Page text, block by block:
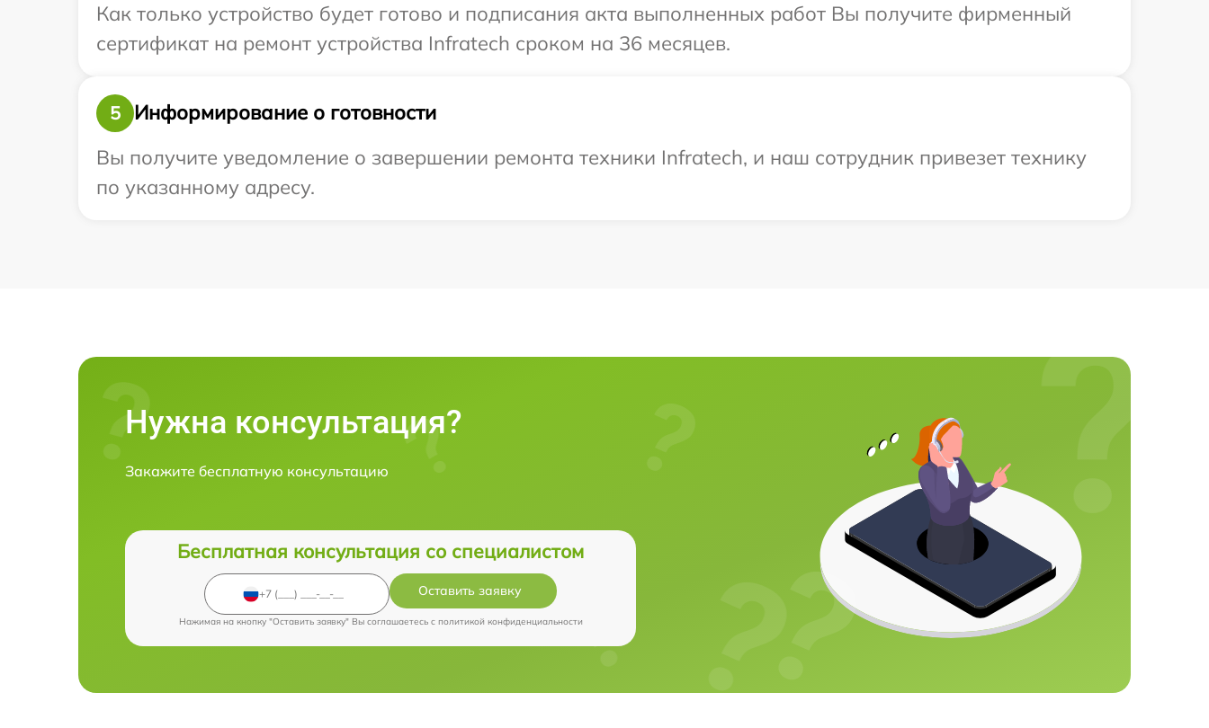
Как только устройство будет готово и подписания акта выполненных работ Вы получите фирменный
сертификат на ремонт устройства Infratech сроком на 36 месяцев.
5
Информирование о готовности
Вы получите уведомление о завершении ремонта техники Infratech, и наш сотрудник привезет технику
по указанному адресу.
Нужна консультация?
Закажите бесплатную консультацию
Бесплатная консультация со специалистом
Оставить заявку
Нажимая на кнопку "Оставить заявку" Вы соглашаетесь c политикой конфиденциальности